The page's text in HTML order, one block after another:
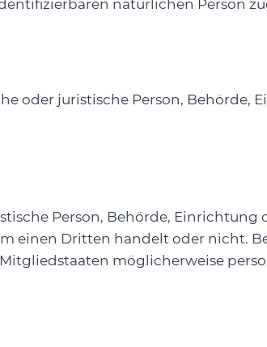
natürlichen Person
oder juristische Person,
Person, Behörde,
einen Dritten handelt oder nicht.
möglicherweise